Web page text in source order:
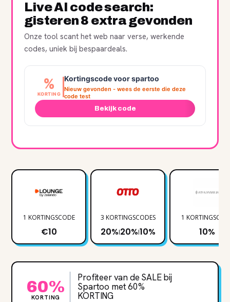
Live AI code search:
gisteren 8 extra gevonden
Onze tool scant het web naar verse, werkende
codes, uniek bij bespaardeals.
%
KORTING
Kortingscode voor spartoo
Nieuw gevonden - wees de eerste die deze
code test
Bekijk code
1 KORTINGSCODE
€10
3 KORTINGSCODES
20%|20%|10%
1
10%
60%
KORTING
Profiteer van de SALE bij
Spartoo met 60‌%
KORTING